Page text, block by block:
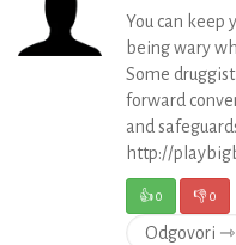
You can keep
being wary
Some
forward
and
http://
👍0 👎0
Odgovori ⇾